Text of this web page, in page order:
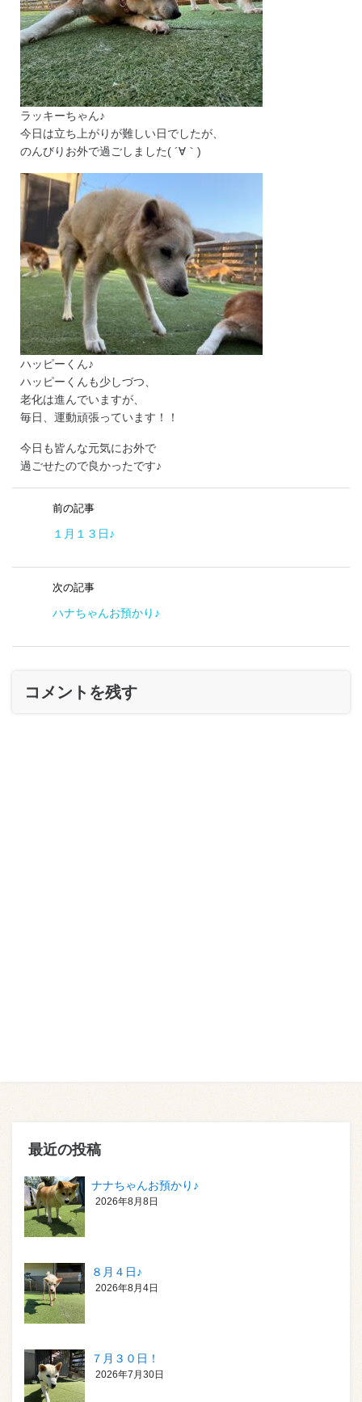
ラッキーちゃん♪
今日は立ち上がりが難しい日でしたが、
のんびりお外で過ごしました( ´∀｀)
ハッピーくん♪
ハッピーくんも少しづつ、
老化は進んでいますが、
毎日、運動頑張っています！！
今日も皆んな元気にお外で
過ごせたので良かったです♪
前の記事
１月１３日♪
次の記事
ハナちゃんお預かり♪
コメントを残す
最近の投稿
ナナちゃんお預かり♪
2026年8月8日
８月４日♪
2026年8月4日
７月３０日！
2026年7月30日